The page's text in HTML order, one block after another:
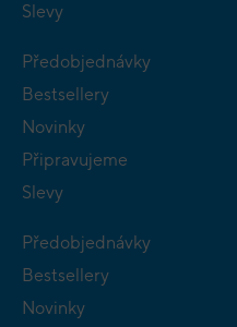
Slevy
Předobjednávky
Bestsellery
Novinky
Připravujeme
Slevy
Předobjednávky
Bestsellery
Novinky